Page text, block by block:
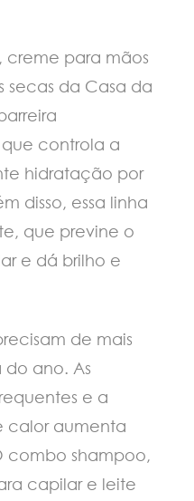
creme para mãos
secas da Casa da
controla a
hidratação por
disso, essa linha
que previne o
e dá brilho e
de mais
ano. As
e a
calor aumenta
combo shampoo,
capilar e leite